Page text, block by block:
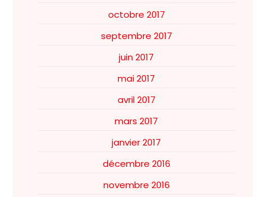
octobre 2017
septembre 2017
juin 2017
mai 2017
avril 2017
mars 2017
janvier 2017
décembre 2016
novembre 2016